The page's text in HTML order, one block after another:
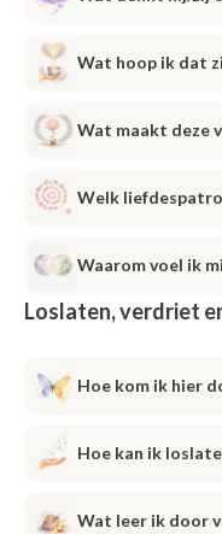
Wat hoop ik dat
Wat maakt deze
Welk
Waarom voel ik
Loslaten, verdriet
Hoe kom ik hier
Hoe kan ik
Wat leer ik door